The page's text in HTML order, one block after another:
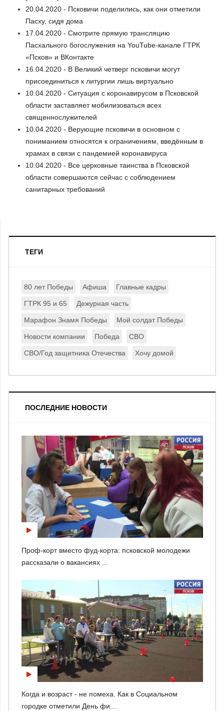
20.04.2020 - Псковичи поделились, как они отметили
Пасху, сидя дома
17.04.2020 - Смотрите прямую трансляцию
Пасхального богослужения на YouTube-канале ГТРК
«Псков» и ВКонтакте
16.04.2020 - В Великий четверг псковичи могут
присоединиться к литургии лишь виртуально
10.04.2020 - Ситуация с коронавирусом в Псковской
области заставляет мобилизоваться всех
священнослужителей
10.04.2020 - Верующие псковичи в основном с
пониманием относятся к ограничениям, введённым в
храмах в связи с пандемией коронавируса
10.04.2020 - Все церковные таинства в Псковской
области совершаются сейчас с соблюдением
санитарных требований
ТЕГИ
80 лет Победы Афиша Главные кадры
ГТРК 95 и 65 Дежурная часть
Марафон Знамя Победы Мой солдат Победы
Новости компании Победа СВО
СВО/Год защитника Отечества Хочу домой
ПОСЛЕДНИЕ НОВОСТИ
Проф-корт вместо фуд-корта: псковской молодежи
рассказали о вакансиях ...
Когда и возраст - не помеха. Как в Социальном
городке отметили День фи...